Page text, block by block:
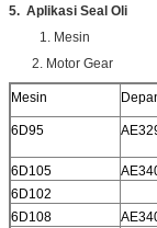
5. Aplikasi Seal Oli
1. Mesin
2. Motor Gear
Mesin
6D95
6D105
6D102
6D108